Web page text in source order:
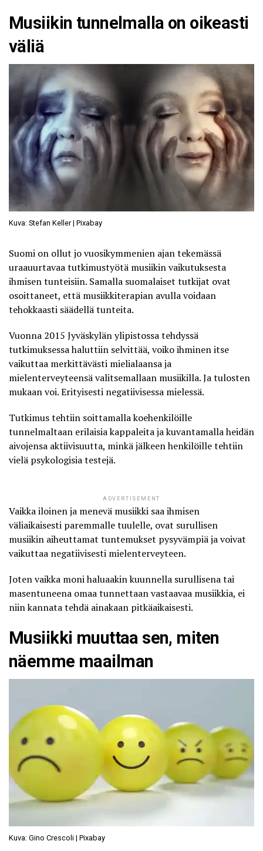
Musiikin tunnelmalla on oikeasti
väliä
Kuva: Stefan Keller | Pixabay
Suomi on ollut jo vuosikymmenien ajan tekemässä
uraauurtavaa tutkimustyötä musiikin vaikutuksesta
ihmisen tunteisiin. Samalla suomalaiset tutkijat ovat
osoittaneet, että musiikkiterapian avulla voidaan
tehokkaasti säädellä tunteita.
Vuonna 2015 Jyväskylän ylipistossa tehdyssä
tutkimuksessa haluttiin selvittää, voiko ihminen itse
vaikuttaa merkittävästi mielialaansa ja
mielenterveyteensä valitsemallaan musiikilla. Ja tulosten
mukaan voi. Erityisesti negatiivisessa mielessä.
Tutkimus tehtiin soittamalla koehenkilöille
tunnelmaltaan erilaisia kappaleita ja kuvantamalla heidän
aivojensa aktiivisuutta, minkä jälkeen henkilöille tehtiin
vielä psykologisia testejä.
ADVERTISEMENT
Vaikka iloinen ja menevä musiikki saa ihmisen
väliaikaisesti paremmalle tuulelle, ovat surullisen
musiikin aiheuttamat tuntemukset pysyvämpiä ja voivat
vaikuttaa negatiivisesti mielenterveyteen.
Joten vaikka moni haluaakin kuunnella surullisena tai
masentuneena omaa tunnettaan vastaavaa musiikkia, ei
niin kannata tehdä ainakaan pitkäaikaisesti.
Musiikki muuttaa sen, miten
näemme maailman
Kuva: Gino Crescoli | Pixabay